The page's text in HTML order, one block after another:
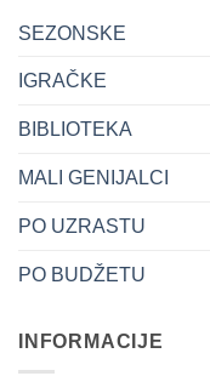
SEZONSKE
IGRAČKE
BIBLIOTEKA
MALI GENIJALCI
PO UZRASTU
PO BUDŽETU
INFORMACIJE